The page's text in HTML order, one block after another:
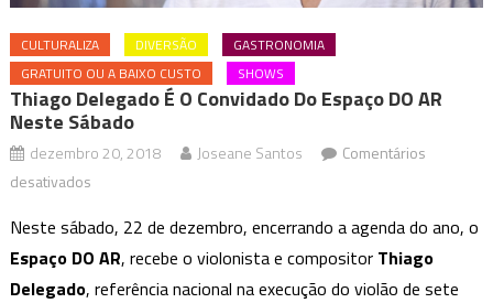
CULTURALIZA DIVERSÃO
GASTRONOMIA
GRATUITO OU A BAIXO CUSTO
SHOWS
Thiago Delegado É O Convidado Do Espaço DO AR
Neste Sábado
dezembro 20, 2018 Joseane Santos
Comentários
desativadosem
Delegado
é
o
Neste sábado, 22 de dezembro, encerrando a agenda do ano, o
Espaço DO AR, recebe o violonista e compositor Thiago
Delegado, referência nacional na execução do violão de sete